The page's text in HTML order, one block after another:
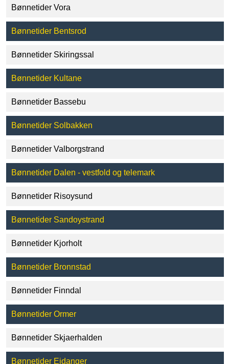
Bønnetider Vora
Bønnetider Bentsrod
Bønnetider Skiringssal
Bønnetider Kultane
Bønnetider Bassebu
Bønnetider Solbakken
Bønnetider Valborgstrand
Bønnetider Dalen - vestfold og telemark
Bønnetider Risoysund
Bønnetider Sandoystrand
Bønnetider Kjorholt
Bønnetider Bronnstad
Bønnetider Finndal
Bønnetider Ormer
Bønnetider Skjaerhalden
Bønnetider Eidanger